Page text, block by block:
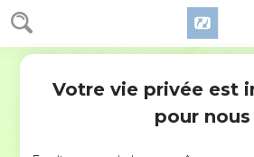
NE MANQUEZ PAS
Votre vie privée est
pour nous